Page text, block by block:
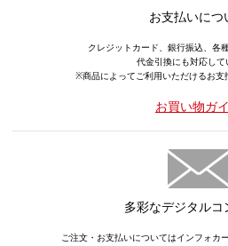
お支払いにつ
クレジットカード、銀行振込、各
代金引換にも対応して
※商品によってご利用いただけるお支
お買い物ガ
多彩なデジタルコ
ご注文・お支払いについてはインフォカ